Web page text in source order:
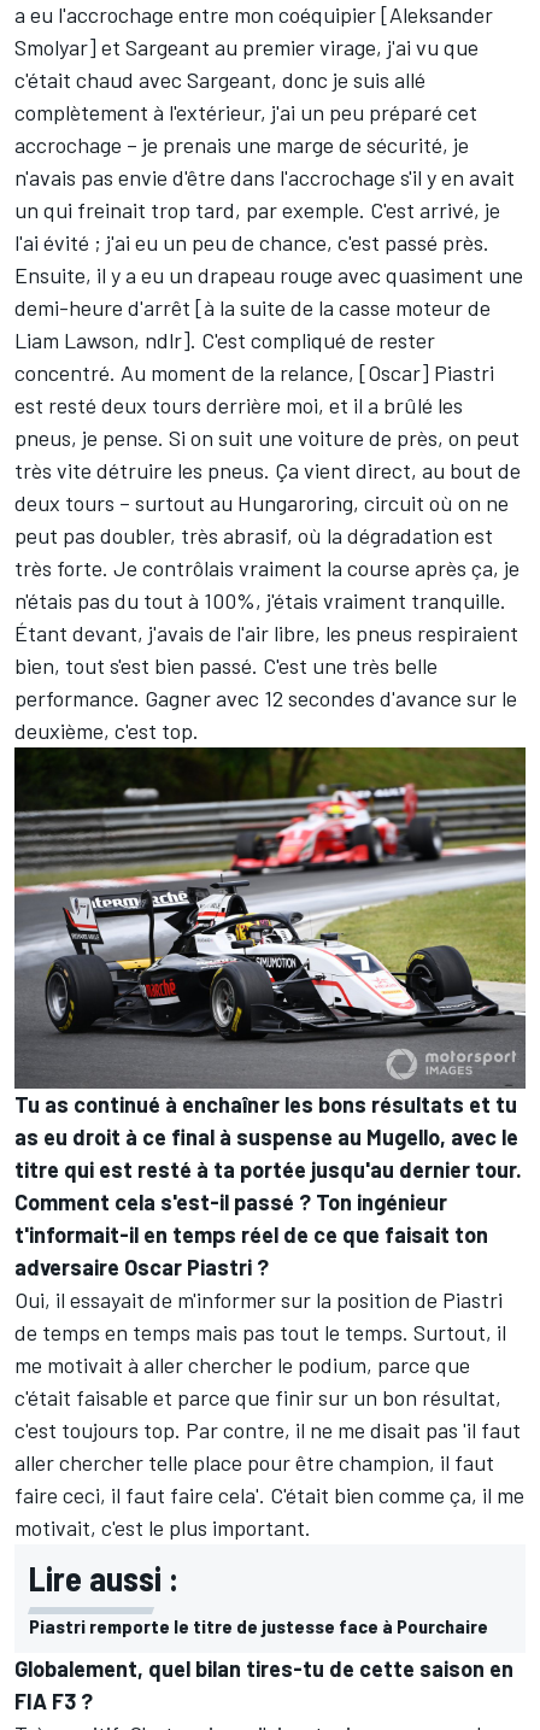
a eu l'accrochage entre mon coéquipier [Aleksander
Smolyar] et Sargeant au premier virage, j'ai vu que
c'était chaud avec Sargeant, donc je suis allé
complètement à l'extérieur, j'ai un peu préparé cet
accrochage – je prenais une marge de sécurité, je
n'avais pas envie d'être dans l'accrochage s'il y en avait
un qui freinait trop tard, par exemple. C'est arrivé, je
l'ai évité ; j'ai eu un peu de chance, c'est passé près.
Ensuite, il y a eu un drapeau rouge avec quasiment une
demi-heure d'arrêt [à la suite de la casse moteur de
Liam Lawson, ndlr]. C'est compliqué de rester
concentré. Au moment de la relance, [Oscar] Piastri
est resté deux tours derrière moi, et il a brûlé les
pneus, je pense. Si on suit une voiture de près, on peut
très vite détruire les pneus. Ça vient direct, au bout de
deux tours – surtout au Hungaroring, circuit où on ne
peut pas doubler, très abrasif, où la dégradation est
très forte. Je contrôlais vraiment la course après ça, je
n'étais pas du tout à 100%, j'étais vraiment tranquille.
Étant devant, j'avais de l'air libre, les pneus respiraient
bien, tout s'est bien passé. C'est une très belle
performance. Gagner avec 12 secondes d'avance sur le
deuxième, c'est top.
Tu as continué à enchaîner les bons résultats et tu
as eu droit à ce final à suspense au Mugello, avec le
titre qui est resté à ta portée jusqu'au dernier tour.
Comment cela s'est-il passé ? Ton ingénieur
t'informait-il en temps réel de ce que faisait ton
adversaire Oscar Piastri ?
Oui, il essayait de m'informer sur la position de Piastri
de temps en temps mais pas tout le temps. Surtout, il
me motivait à aller chercher le podium, parce que
c'était faisable et parce que finir sur un bon résultat,
c'est toujours top. Par contre, il ne me disait pas 'il faut
aller chercher telle place pour être champion, il faut
faire ceci, il faut faire cela'. C'était bien comme ça, il me
motivait, c'est le plus important.
Lire aussi :
Piastri remporte le titre de justesse face à Pourchaire
Globalement, quel bilan tires-tu de cette saison en
FIA F3 ?